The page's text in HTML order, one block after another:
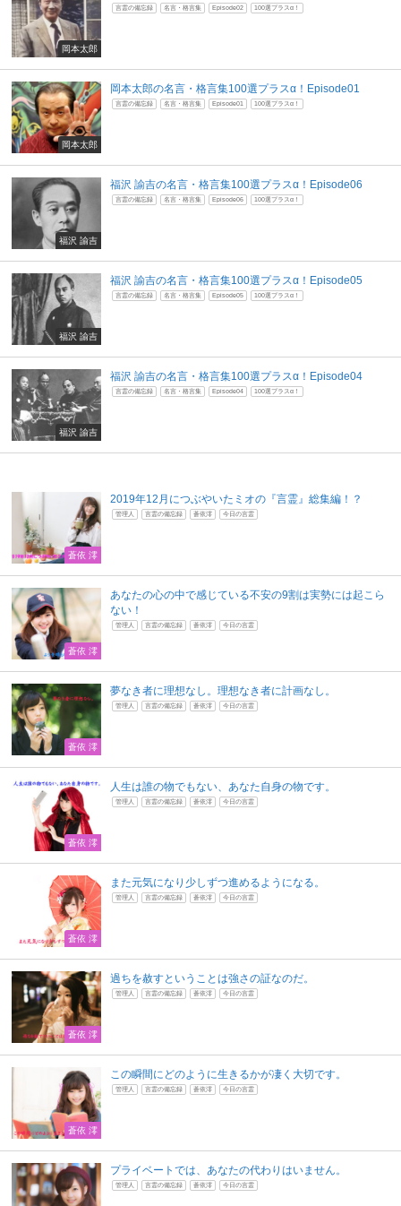
岡本太郎
言霊の備忘録 名言・格言集 Episode02 100選プラスα！
岡本太郎
岡本太郎の名言・格言集100選プラスα！Episode01
言霊の備忘録 名言・格言集 Episode01 100選プラスα！
福沢 諭吉
福沢 諭吉の名言・格言集100選プラスα！Episode06
言霊の備忘録 名言・格言集 Episode06 100選プラスα！
福沢 諭吉
福沢 諭吉の名言・格言集100選プラスα！Episode05
言霊の備忘録 名言・格言集 Episode05 100選プラスα！
福沢 諭吉
福沢 諭吉の名言・格言集100選プラスα！Episode04
言霊の備忘録 名言・格言集 Episode04 100選プラスα！
蒼依 澪
2019年12月につぶやいたミオの『言霊』総集編！？
管理人 言霊の備忘録 蒼依澪 今日の言霊
蒼依 澪
あなたの心の中で感じている不安の9割は実勢には起こら
ない！
管理人 言霊の備忘録 蒼依澪 今日の言霊
蒼依 澪
夢なき者に理想なし。理想なき者に計画なし。
管理人 言霊の備忘録 蒼依澪 今日の言霊
蒼依 澪
人生は誰の物でもない、あなた自身の物です。
管理人 言霊の備忘録 蒼依澪 今日の言霊
蒼依 澪
また元気になり少しずつ進めるようになる。
管理人 言霊の備忘録 蒼依澪 今日の言霊
蒼依 澪
過ちを赦すということは強さの証なのだ。
管理人 言霊の備忘録 蒼依澪 今日の言霊
蒼依 澪
この瞬間にどのように生きるかが凄く大切です。
管理人 言霊の備忘録 蒼依澪 今日の言霊
プライベートでは、あなたの代わりはいません。
管理人 言霊の備忘録 蒼依澪 今日の言霊